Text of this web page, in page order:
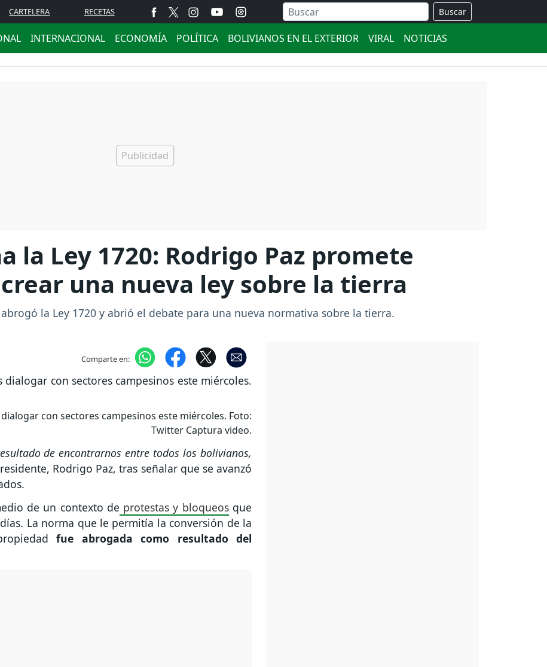
CARTELERA RECETAS Buscar
INTERNACIONAL ECONOMÍA POLÍTICA BOLIVIANOS EN EL EXTERIOR VIRAL NOTICIAS
la Ley 1720: Rodrigo Paz promete
una nueva ley sobre la tierra
la Ley 1720 y abrió el debate para una nueva normativa sobre la tierra.
Comparte en:
con sectores campesinos este miércoles. Foto:
Twitter Captura video.
de encontrarnos entre todos los bolivianos,
Rodrigo Paz, tras señalar que se avanzó
de un contexto de protestas y bloqueosque
La norma que le permitía la conversión de la
fue abrogada como resultado del